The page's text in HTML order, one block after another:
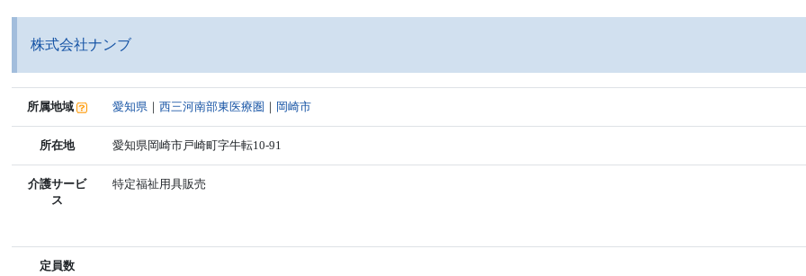
株式会社ナンブ
所属地域 愛知県 ｜西三河南部東医療圏 ｜ 岡崎市
所在地 愛知県岡崎市戸崎町字牛転10-91
介護サービ
ス
特定福祉用具販売
定員数